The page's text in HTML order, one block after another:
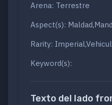
Arena: Terrestre
Aspect(s):
Rarity:
Keyword(s):
Texto del lado